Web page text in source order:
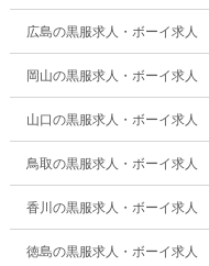
広島の黒服求人・ボーイ求人
岡山の黒服求人・ボーイ求人
山口の黒服求人・ボーイ求人
鳥取の黒服求人・ボーイ求人
香川の黒服求人・ボーイ求人
徳島の黒服求人・ボーイ求人